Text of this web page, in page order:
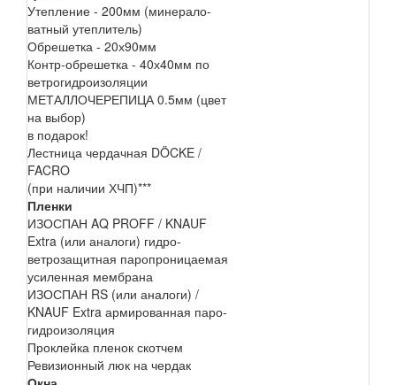
Утепление - 200мм (минерало-
ватный утеплитель)
Обрешетка - 20х90мм
Контр-обрешетка - 40х40мм по
ветрогидроизоляции
МЕТАЛЛОЧЕРЕПИЦА 0.5мм (цвет
на выбор)
в подарок!
Лестница чердачная DÖCKE /
FACRO
(при наличии ХЧП)***
Пленки
ИЗОСПАН AQ PROFF / KNAUF
Extra (или аналоги) гидро-
ветрозащитная паропроницаемая
усиленная мембрана
ИЗОСПАН RS (или аналоги) /
KNAUF Extra армированная паро-
гидроизоляция
Проклейка пленок скотчем
Ревизионный люк на чердак